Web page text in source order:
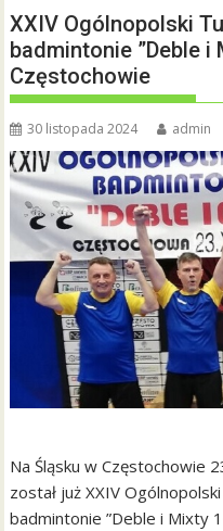
XXIV Ogólnopolski
badmintonie ”Deble i
Częstochowie
30 listopada 2024 admin
Na Śląsku w Częstochowie
został już XXIV
badmintonie ”Deble i Mixty